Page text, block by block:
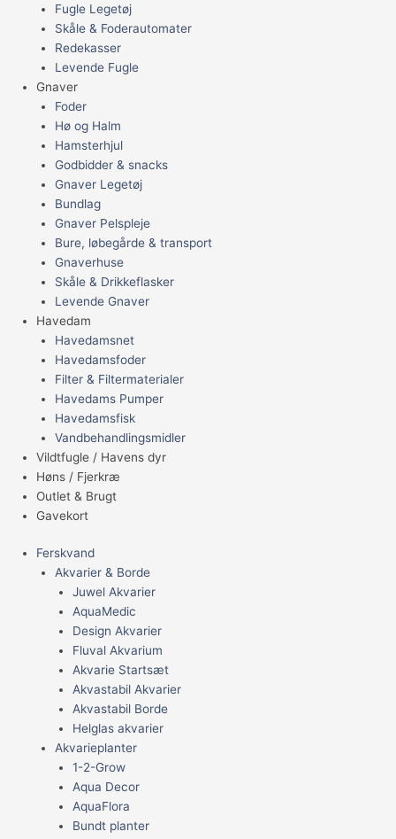
Fugle Legetøj
Skåle & Foderautomater
Redekasser
Levende Fugle
Gnaver
Foder
Hø og Halm
Hamsterhjul
Godbidder & snacks
Gnaver Legetøj
Bundlag
Gnaver Pelspleje
Bure, løbegårde & transport
Gnaverhuse
Skåle & Drikkeflasker
Levende Gnaver
Havedam
Havedamsnet
Havedamsfoder
Filter & Filtermaterialer
Havedams Pumper
Havedamsfisk
Vandbehandlingsmidler
Vildtfugle / Havens dyr
Høns / Fjerkræ
Outlet & Brugt
Gavekort
Ferskvand
Akvarier & Borde
Juwel Akvarier
AquaMedic
Design Akvarier
Fluval Akvarium
Akvarie Startsæt
Akvastabil Akvarier
Akvastabil Borde
Helglas akvarier
Akvarieplanter
1-2-Grow
Aqua Decor
AquaFlora
Bundt planter